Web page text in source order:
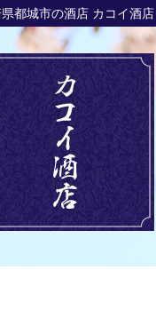
都城市の酒店 カコイ酒店